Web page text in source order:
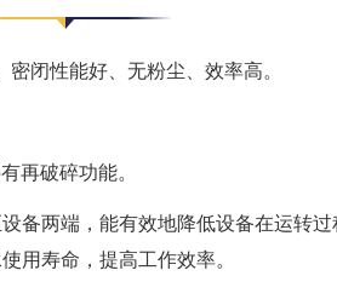
闭性能好、无粉尘、效率高。
再破碎功能。
备两端，能有效地降低设备在运转
用寿命，提高工作效率。